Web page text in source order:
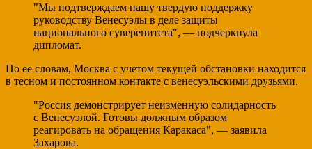
"Мы подтверждаем нашу твердую поддержку
руководству Венесуэлы в деле защиты
национального суверенитета", — подчеркнула
дипломат.
По ее словам, Москва с учетом текущей обстановки находится
в тесном и постоянном контакте с венесуэльскими друзьями.
"Россия демонстрирует неизменную солидарность
с Венесуэлой. Готовы должным образом
реагировать на обращения Каракаса", — заявила
Захарова.